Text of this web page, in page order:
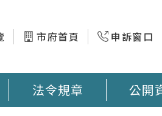
市府首頁 申訴窗口
法令規章 公開